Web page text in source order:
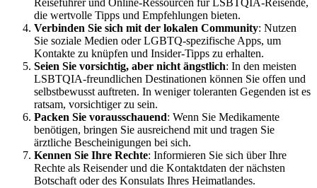
Reiseführer und Online-Ressourcen für LSBTQIA-Reisende,
die wertvolle Tipps und Empfehlungen bieten.
Verbinden Sie sich mit der lokalen Community: Nutzen
Sie soziale Medien oder LGBTQ-spezifische Apps, um
Kontakte zu knüpfen und Insider-Tipps zu erhalten.
Seien Sie vorsichtig, aber nicht ängstlich: In den meisten
LSBTQIA-freundlichen Destinationen können Sie offen und
selbstbewusst auftreten. In weniger toleranten Gegenden ist es
ratsam, vorsichtiger zu sein.
Packen Sie vorausschauend: Wenn Sie Medikamente
benötigen, bringen Sie ausreichend mit und tragen Sie
ärztliche Bescheinigungen bei sich.
Kennen Sie Ihre Rechte: Informieren Sie sich über Ihre
Rechte als Reisender und die Kontaktdaten der nächsten
Botschaft oder des Konsulats Ihres Heimatlandes.